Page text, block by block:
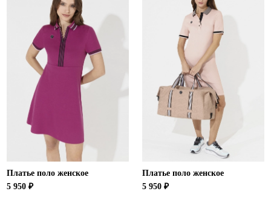
Смоленская область (1)
Ставропольский край (5)
Томская область (1)
Тульская область (1)
Тюменская область (3)
Хакасия (1)
Ханты-Мансийский автономный округ (3)
Челябинская область (2)
Ямало-Ненецкий автономный округ (1)
Ярославская область (1)
Платье поло женское
5 950 ₽
Платье поло женское
5 950 ₽